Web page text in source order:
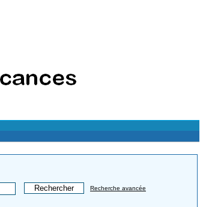
Recherche avancée